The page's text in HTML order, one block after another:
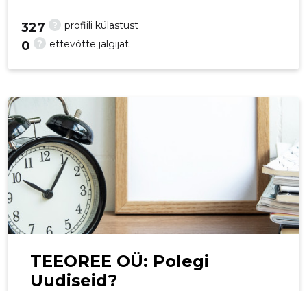
? profiili külastust
327
? ettevõtte jälgijat
0
TEEOREE OÜ: Polegi
Uudiseid?